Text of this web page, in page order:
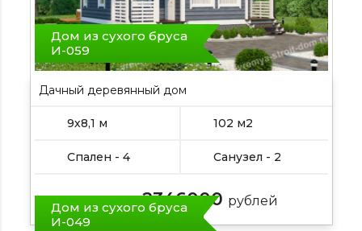
Дом из сухого бруса
И-059
Дачный деревянный дом
9х8,1 м 102 м2
Спален - 4 Санузел - 2
2346000 рублей
Дом из сухого бруса
И-049